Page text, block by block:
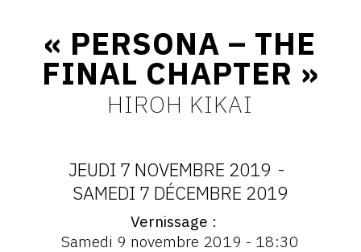
INSTAGRAM
FACEBOOK
TWITTER
« PERSONA – THE
FINAL CHAPTER »
HIROH KIKAI
DATES
:
JEUDI 7 NOVEMBRE 2019 -
SAMEDI 7 DÉCEMBRE 2019
Vernissage
Samedi 9 novembre 2019 - 18:30